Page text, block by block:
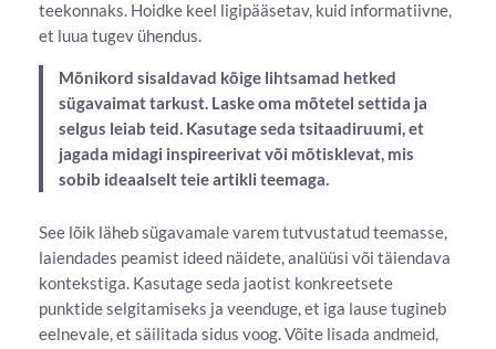
teekonnaks. Hoidke keel ligipääsetav, kuid informatiivne,
et luua tugev ühendus.
Mõnikord sisaldavad kõige lihtsamad hetked
sügavaimat tarkust. Laske oma mõtetel settida ja
selgus leiab teid. Kasutage seda tsitaadiruumi, et
jagada midagi inspireerivat või mõtisklevat, mis
sobib ideaalselt teie artikli teemaga.
See lõik läheb sügavamale varem tutvustatud teemasse,
laiendades peamist ideed näidete, analüüsi või täiendava
kontekstiga. Kasutage seda jaotist konkreetsete
punktide selgitamiseks ja veenduge, et iga lause tugineb
eelnevale, et säilitada sidus voog. Võite lisada andmeid,